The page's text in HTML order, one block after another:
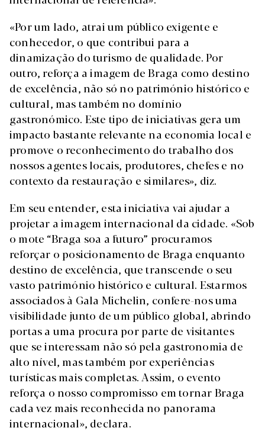
«Por um lado, atrai um público exigente e
conhecedor, o que contribui para a
dinamização do turismo de qualidade. Por
outro, reforça a imagem de Braga como destino
de excelência, não só no património histórico e
cultural, mas também no domínio
gastronómico. Este tipo de iniciativas gera um
impacto bastante relevante na economia local e
promove o reconhecimento do trabalho dos
nossos agentes locais, produtores, chefes e no
contexto da restauração e similares», diz.
Em seu entender, esta iniciativa vai ajudar a
projetar a imagem internacional da cidade. «Sob
o mote “Braga soa a futuro” procuramos
reforçar o posicionamento de Braga enquanto
destino de excelência, que transcende o seu
vasto património histórico e cultural. Estarmos
associados à Gala Michelin, confere-nos uma
visibilidade junto de um público global, abrindo
portas a uma procura por parte de visitantes
que se interessam não só pela gastronomia de
alto nível, mas também por experiências
turísticas mais completas. Assim, o evento
reforça o nosso compromisso em tornar Braga
cada vez mais reconhecida no panorama
internacional», declara.